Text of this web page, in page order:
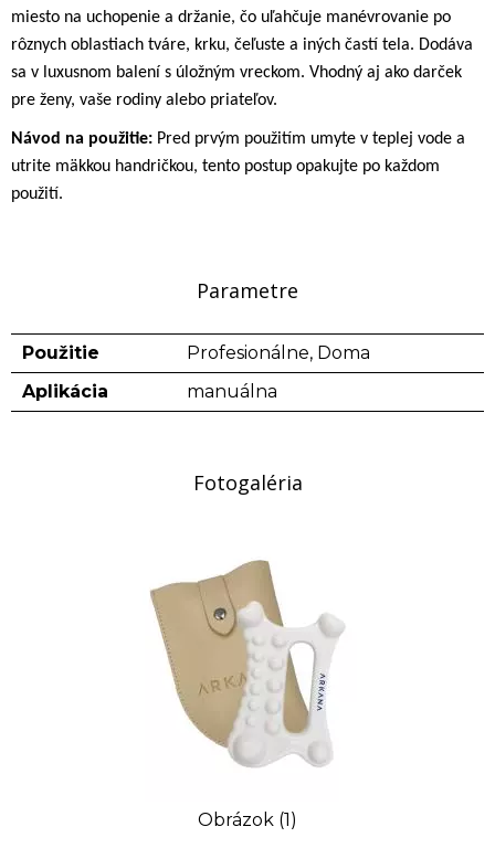
miesto na uchopenie a držanie, čo uľahčuje manévrovanie po
rôznych oblastiach tváre, krku, čeľuste a iných častí tela. Dodáva
sa v luxusnom balení s úložným vreckom. Vhodný aj ako darček
pre ženy, vaše rodiny alebo priateľov.
Návod na použitie: Pred prvým použitím umyte v teplej vode a
utrite mäkkou handričkou, tento postup opakujte po každom
použití.
Parametre
Použitie
Profesionálne, Doma
Aplikácia
manuálna
Fotogaléria
Obrázok (1)